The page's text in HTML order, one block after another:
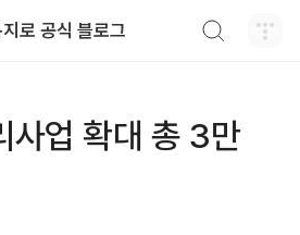
로 공식 블로그
사업 확대 총 3만